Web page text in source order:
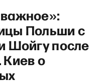
Польши с
Шойгу после
Киев о